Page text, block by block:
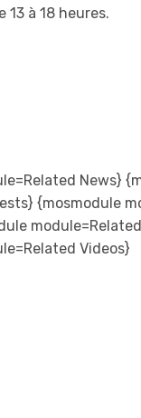
13 à 18 heures.
News}
{mosmodule
Videos}